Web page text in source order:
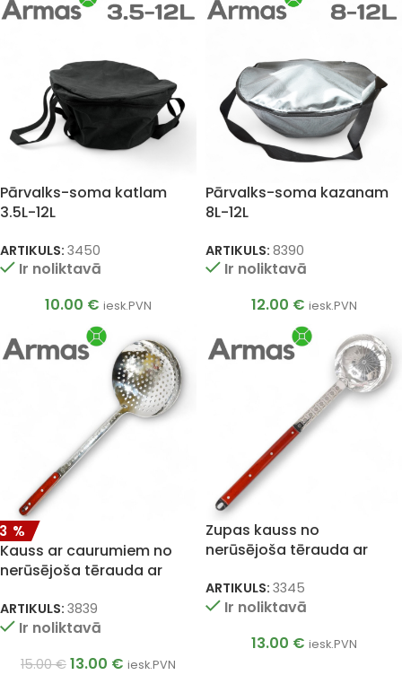
Pārvalks-soma katlam
3.5L-12L
ARTIKULS: 3450
Ir noliktavā
10.00 € iesk.PVN
Pārvalks-soma kazanam
8L-12L
ARTIKULS: 8390
Ir noliktavā
12.00 € iesk.PVN
Kauss ar caurumiem no
nerūsējoša tērauda ar
ARTIKULS: 3839
Ir noliktavā
15.00€ 13.00 € iesk.PVN
Zupas kauss no
nerūsējoša tērauda ar
ARTIKULS: 3345
Ir noliktavā
13.00 € iesk.PVN